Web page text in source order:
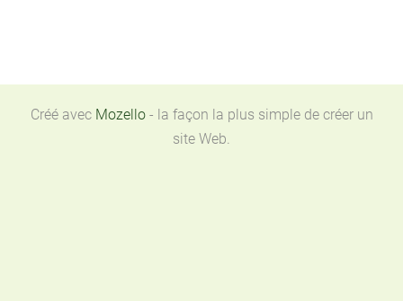
Créé avec Mozello- la façon la plus simple de créer un
site Web.